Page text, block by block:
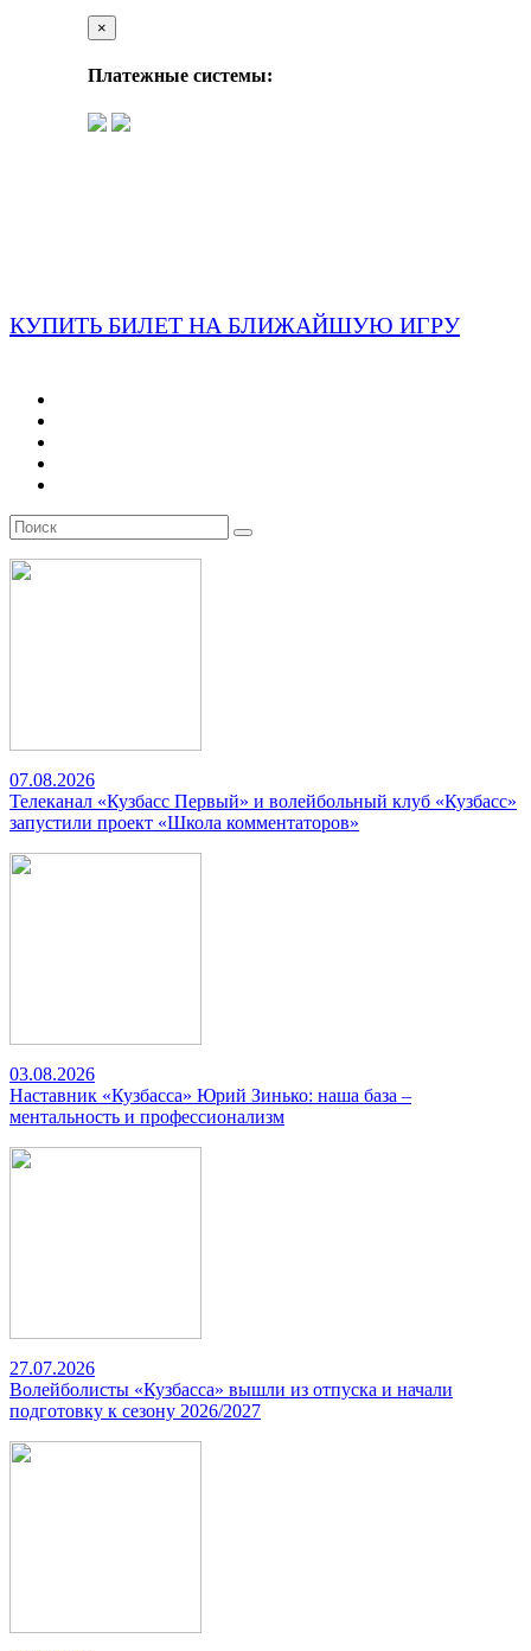
×
Платежные системы:
КУПИТЬ БИЛЕТ НА БЛИЖАЙШУЮ ИГРУ
07.08.2026
Телеканал «Кузбасс Первый» и волейбольный клуб «Кузбасс»
запустили проект «Школа комментаторов»
03.08.2026
Наставник «Кузбасса» Юрий Зинько: наша база –
ментальность и профессионализм
27.07.2026
Волейболисты «Кузбасса» вышли из отпуска и начали
подготовку к сезону 2026/2027